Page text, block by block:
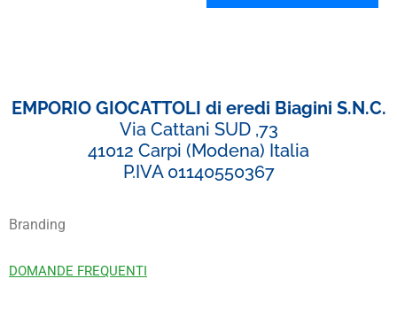
EMPORIO GIOCATTOLI di eredi Biagini S.N.C.
Via Cattani SUD ,73
41012 Carpi (Modena) Italia
P.IVA 01140550367
Branding
DOMANDE FREQUENTI